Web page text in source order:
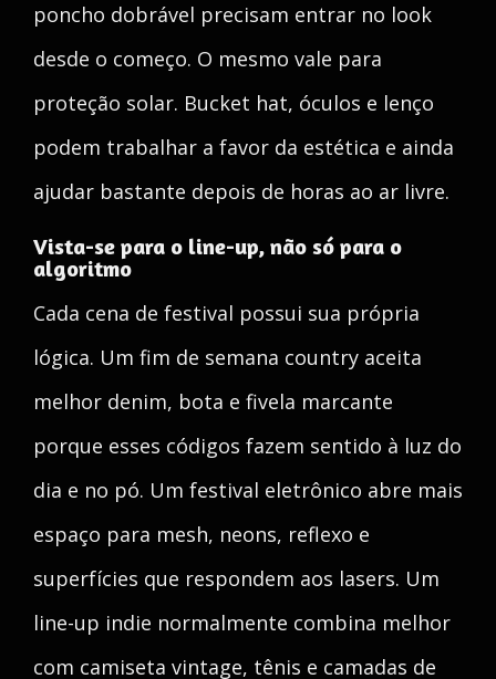
poncho dobrável precisam entrar no look
desde o começo. O mesmo vale para
proteção solar. Bucket hat, óculos e lenço
podem trabalhar a favor da estética e ainda
ajudar bastante depois de horas ao ar livre.
Vista-se para o line-up, não só para o
algoritmo
Cada cena de festival possui sua própria
lógica. Um fim de semana country aceita
melhor denim, bota e fivela marcante
porque esses códigos fazem sentido à luz do
dia e no pó. Um festival eletrônico abre mais
espaço para mesh, neons, reflexo e
superfícies que respondem aos lasers. Um
line-up indie normalmente combina melhor
com camiseta vintage, tênis e camadas de